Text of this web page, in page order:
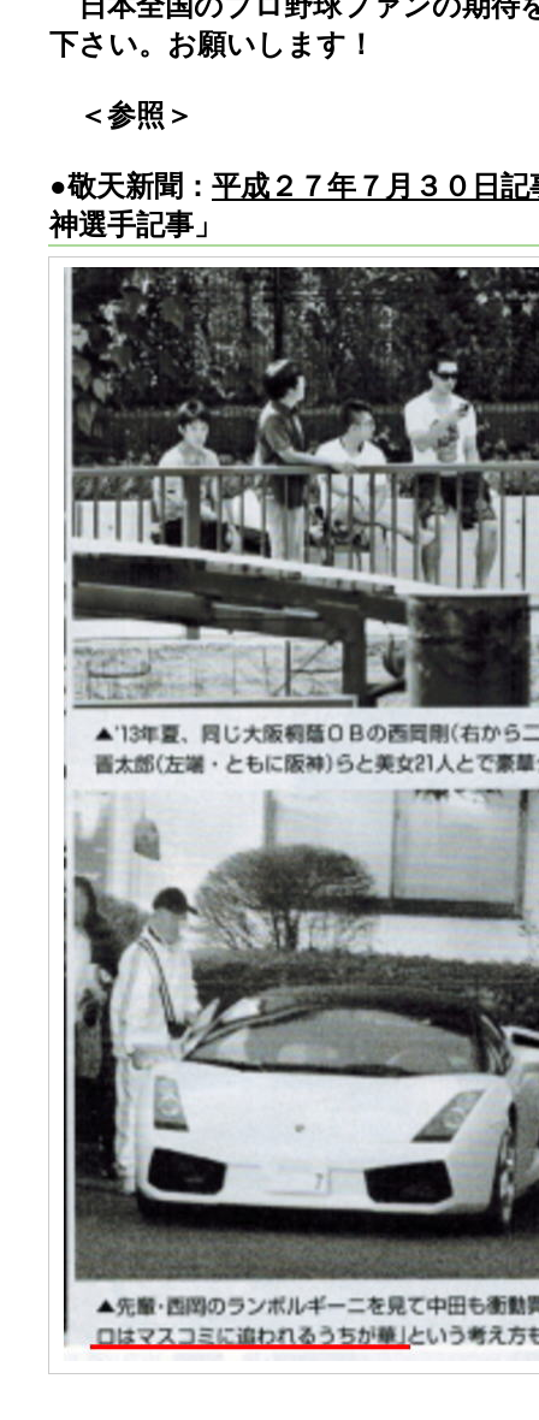
日本全国のプロ野球ファンの期待
下さい。お願いします！
＜参照＞
●敬天新聞： 平成２７年７月３０日記
神選手記事」